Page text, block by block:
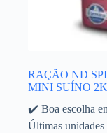
RAÇÃO ND
MINI SUÍNO
✔️ Boa escolha
Últimas unidades